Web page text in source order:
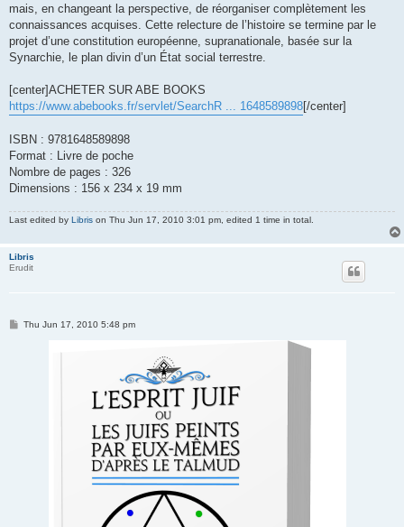
mais, en changeant la perspective, de réorganiser complètement les
connaissances acquises. Cette relecture de l’histoire se termine par le
projet d’une constitution européenne, supranationale, basée sur la
Synarchie, le plan divin d’un État social terrestre.
[center]ACHETER SUR ABE BOOKS
https://www.abebooks.fr/servlet/SearchR ... 1648589898[/center]
ISBN : 9781648589898
Format : Livre de poche
Nombre de pages : 326
Dimensions : 156 x 234 x 19 mm
Last edited by Libris on Thu Jun 17, 2010 3:01 pm, edited 1 time in total.
Libris
Erudit
PThu Jun 17, 2010 5:48 pm